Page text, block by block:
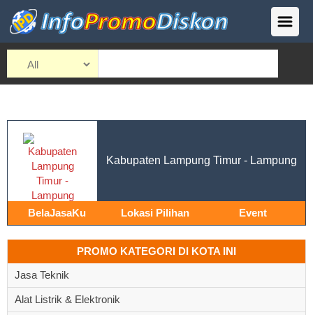
Kabupaten Lampung Timur - Lampung
BelaJasaKu Lokasi Pilihan Event
PROMO KATEGORI DI KOTA INI
Jasa Teknik
Alat Listrik & Elektronik